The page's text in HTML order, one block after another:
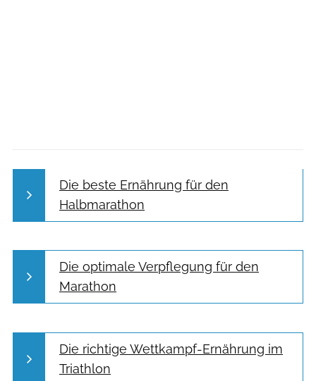
Die beste Ernährung für den
Halbmarathon
Die optimale Verpflegung für den
Marathon
Die richtige Wettkampf-Ernährung im
Triathlon